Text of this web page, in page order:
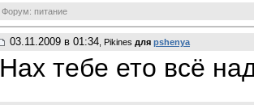
Форум: питание
03.11.2009 в 01:34 , Pikines для pshenya
Нах тебе ето всё